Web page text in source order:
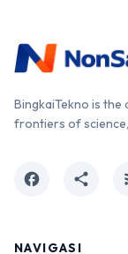
BingkaiTekno is the
frontiers of
facebook share
NAVIGASI